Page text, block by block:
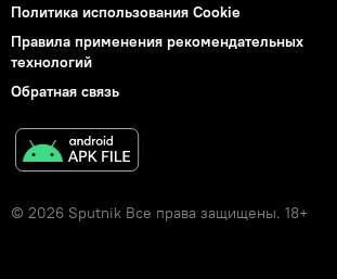
Политика использования Cookie
Правила применения рекомендательных
технологий
Обратная связь
© 2026 Sputnik Все права защищены. 18+